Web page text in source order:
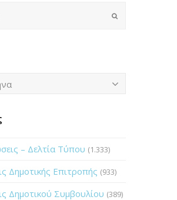
– Δελτία Τύπου (1.333)
Δημοτικής Επιτροπής (933)
Δημοτικού Συμβουλίου (389)